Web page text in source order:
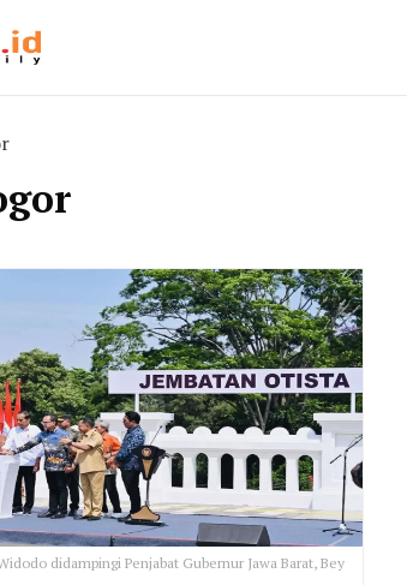
didampingi Penjabat Gubernur Jawa Barat, Bey